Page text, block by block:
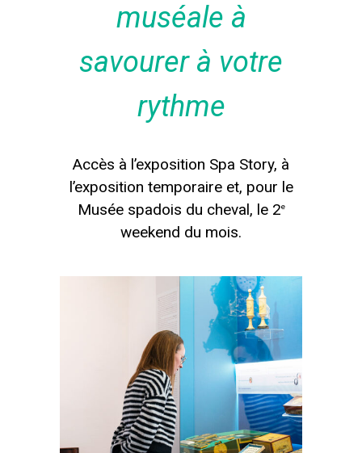
muséale à
savourer à votre
rythme
Accès à l’exposition Spa Story, à
l’exposition temporaire et, pour le
Musée spadois du cheval, le 2e
weekend du mois.